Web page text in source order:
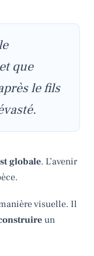
que
le fils
globale. L’avenir
visuelle. Il
un